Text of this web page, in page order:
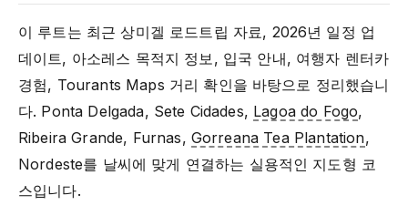
이 루트는 최근 상미겔 로드트립 자료, 2026년 일정 업
데이트, 아소레스 목적지 정보, 입국 안내, 여행자 렌터카
경험, Tourants Maps 거리 확인을 바탕으로 정리했습니
다. Ponta Delgada, Sete Cidades, Lagoa do Fogo,
Ribeira Grande, Furnas, Gorreana Tea Plantation,
Nordeste를 날씨에 맞게 연결하는 실용적인 지도형 코
스입니다.